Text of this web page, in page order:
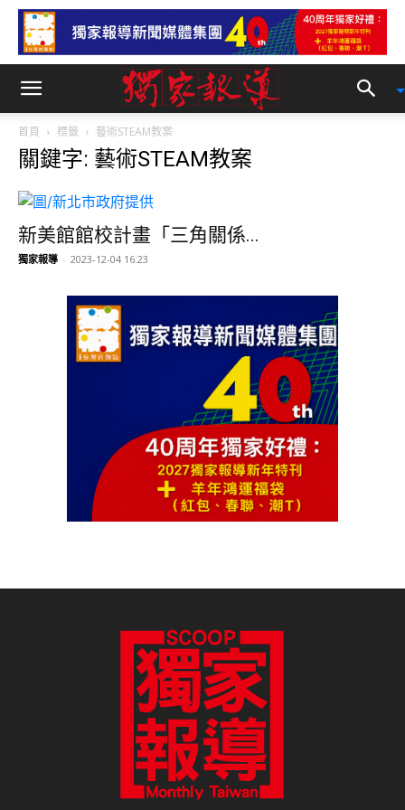
首頁 標籤 藝術STEAM教案
關鍵字: 藝術STEAM教案
新美館館校計畫「三角關係...
獨家報導 - 2023-12-04 16:23